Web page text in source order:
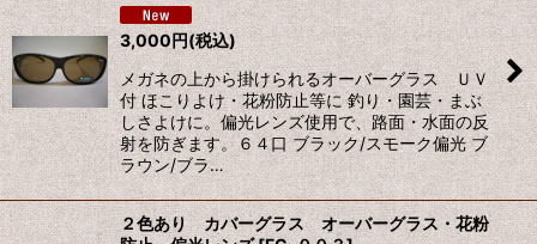
3,000円(税込)
メガネの上から掛けられるオーバーグラス ＵＶ
付 ほこりよけ・花粉防止等に 釣り・園芸・まぶ
しさよけに。偏光レンズ使用で、路面・水面の反
射を防ぎます。６４口 ブラック/スモーク偏光 ブ
ラウン/ブラ…
２色あり カバーグラス オーバーグラス・花粉